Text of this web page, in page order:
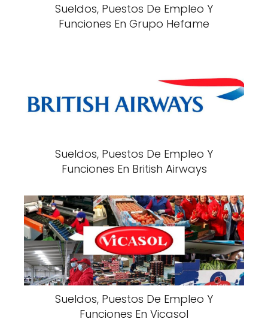
Sueldos, Puestos De Empleo Y
Funciones En Grupo Hefame
Sueldos, Puestos De Empleo Y
Funciones En British Airways
Sueldos, Puestos De Empleo Y
Funciones En Vicasol